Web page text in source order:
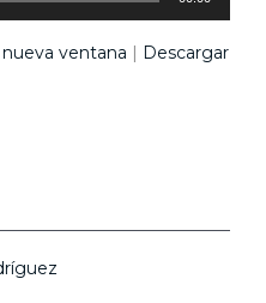
ventana | Descargar